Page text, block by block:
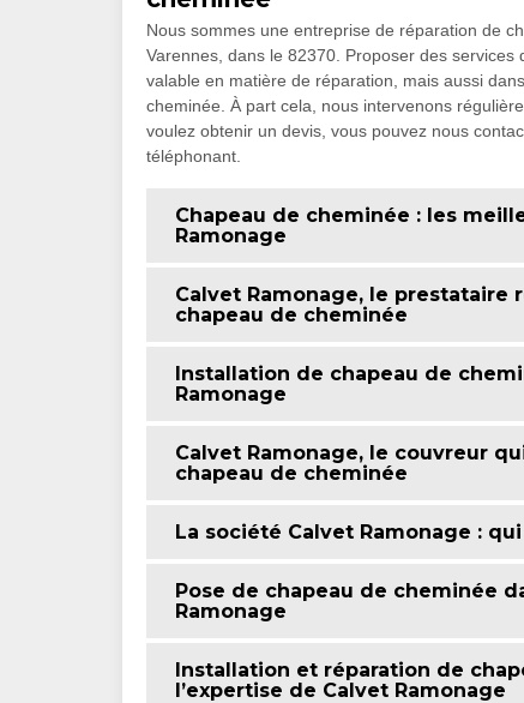
Nous sommes une entreprise de réparation de
Varennes, dans le 82370. Proposer des
valable en matière de réparation, mais aussi
cheminée. À part cela, nous intervenons
voulez obtenir un devis, vous pouvez nous
téléphonant.
Chapeau de cheminée : les
Ramonage
Calvet Ramonage, le
chapeau de cheminée
Installation de chapeau de
Ramonage
Calvet Ramonage, le couvreur
chapeau de cheminée
La société Calvet Ramonage :
Pose de chapeau de cheminée
Ramonage
Installation et réparation de
l’expertise de Calvet Ramonage